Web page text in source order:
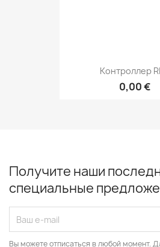
Контроллер
0,00 €
Получите наши
специальные
Вы можете отписаться в любой момент.